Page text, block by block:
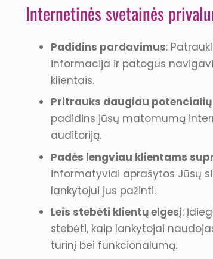
Internetinės svetainės
Padidins pardavimus:
informacija ir patogus
klientais.
Pritrauks daugiau
padidins jūsų matomumą
auditoriją.
Padės lengviau klientams
informatyviai aprašytos Jūsų
lankytojui jus pažinti.
Leis stebėti klientų elgesį:
stebėti, kaip lankytojai
turinį bei funkcionalumą.